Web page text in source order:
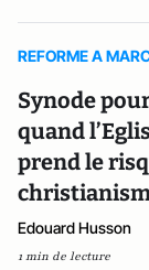
REFORME A
Synode
quand
prend le
Edouard Husson
1 min de lecture